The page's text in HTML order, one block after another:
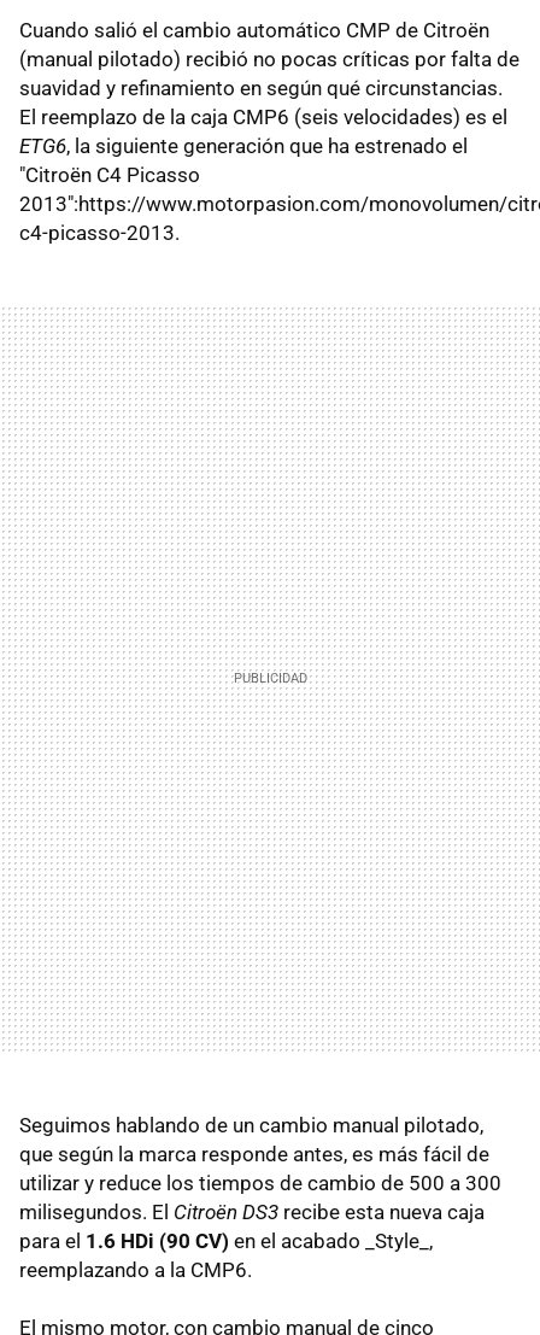
Cuando salió el cambio automático CMP de Citroën
(manual pilotado) recibió no pocas críticas por falta de
suavidad y refinamiento en según qué circunstancias.
El reemplazo de la caja CMP6 (seis velocidades) es el
ETG6, la siguiente generación que ha estrenado el
"Citroën C4 Picasso
2013":https://www.motorpasion.com/monovolumen/
c4-picasso-2013.
Seguimos hablando de un cambio manual pilotado,
que según la marca responde antes, es más fácil de
utilizar y reduce los tiempos de cambio de 500 a 300
milisegundos. El Citroën DS3 recibe esta nueva caja
para el 1.6 HDi (90 CV) en el acabado _Style_,
reemplazando a la CMP6.
El mismo motor, con cambio manual de cinco